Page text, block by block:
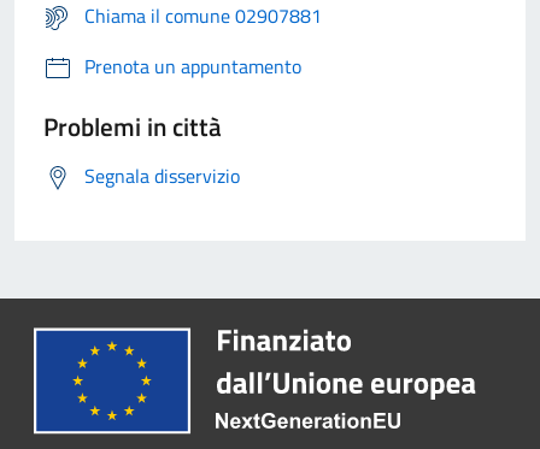
Chiama il comune 02907881
Prenota un appuntamento
Problemi in città
Segnala disservizio